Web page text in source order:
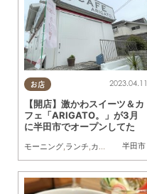
お店
半田市
2023.04.11
【開店】激かわスイーツ＆カ
フェ「ARIGATO。」が3月
に半田市でオープンしてた
モーニング,ランチ,カフェ スイーツ